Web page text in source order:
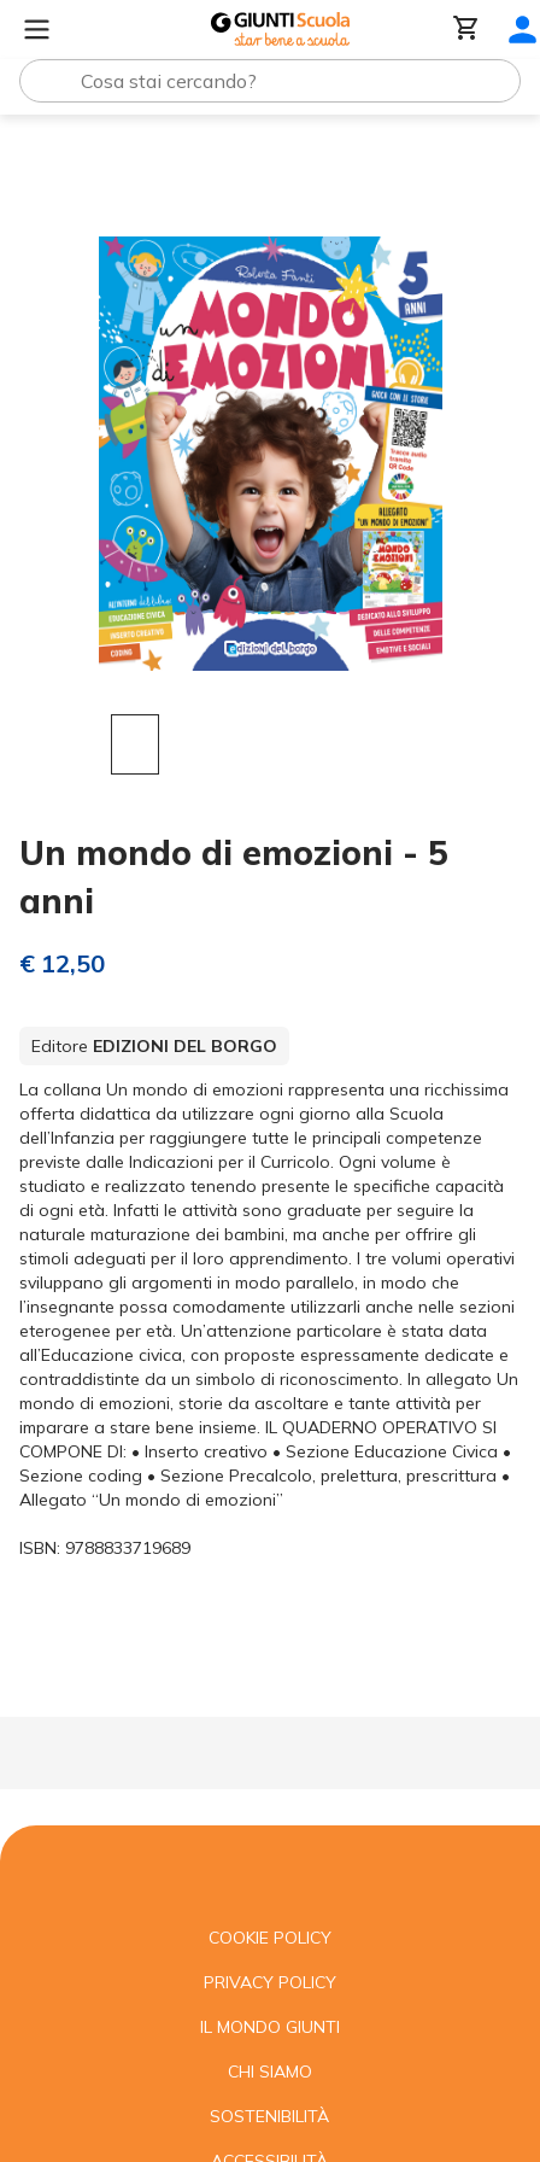
Un mondo di emozioni - 5
anni
€ 12,50
Editore EDIZIONI DEL BORGO
La collana Un mondo di emozioni rappresenta una ricchissima
offerta didattica da utilizzare ogni giorno alla Scuola
dell’Infanzia per raggiungere tutte le principali competenze
previste dalle Indicazioni per il Curricolo. Ogni volume è
studiato e realizzato tenendo presente le specifiche capacità
di ogni età. Infatti le attività sono graduate per seguire la
naturale maturazione dei bambini, ma anche per offrire gli
stimoli adeguati per il loro apprendimento. I tre volumi operativi
sviluppano gli argomenti in modo parallelo, in modo che
l’insegnante possa comodamente utilizzarli anche nelle sezioni
eterogenee per età. Un’attenzione particolare è stata data
all’Educazione civica, con proposte espressamente dedicate e
contraddistinte da un simbolo di riconoscimento. In allegato Un
mondo di emozioni, storie da ascoltare e tante attività per
imparare a stare bene insieme. IL QUADERNO OPERATIVO SI
COMPONE DI: • Inserto creativo • Sezione Educazione Civica •
Sezione coding • Sezione Precalcolo, prelettura, prescrittura •
Allegato “Un mondo di emozioni”
ISBN: 9788833719689
COOKIE POLICY
PRIVACY POLICY
IL MONDO GIUNTI
CHI SIAMO
SOSTENIBILITÀ